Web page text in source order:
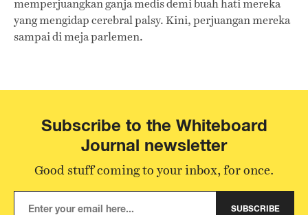
memperjuangkan ganja medis demi buah hati mereka
yang mengidap cerebral palsy. Kini, perjuangan mereka
sampai di meja parlemen.
Subscribe to the Whiteboard
Journal newsletter
Good stuff coming to your inbox, for once.
SUBSCRIBE